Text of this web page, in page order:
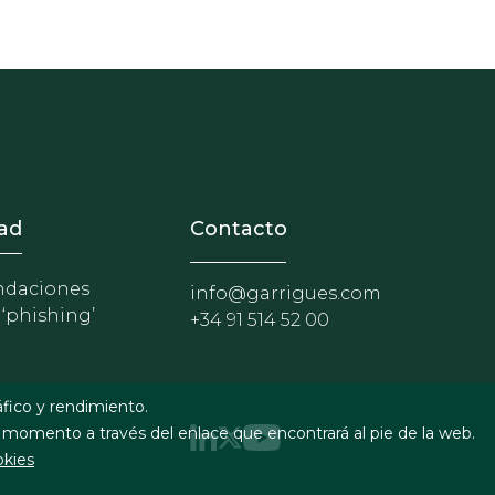
- Extranet y herramientas
Contacto
info@garrigues.com
+34 91 514 52 00
y rendimiento.
a través del enlace que encontrará al pie de la web.